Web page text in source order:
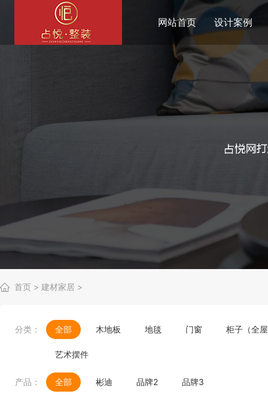
网站首页 设计案例
首页 > 建材家居 >
分类： 全部 木地板 地毯 门窗 柜子（全
艺术摆件
产品： 全部 彬迪 品牌2 品牌3